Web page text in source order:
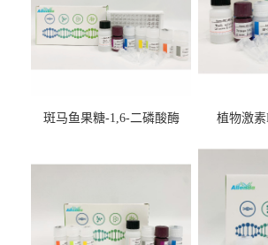
斑马鱼果糖-1,6-二磷酸酶
盒
植物激